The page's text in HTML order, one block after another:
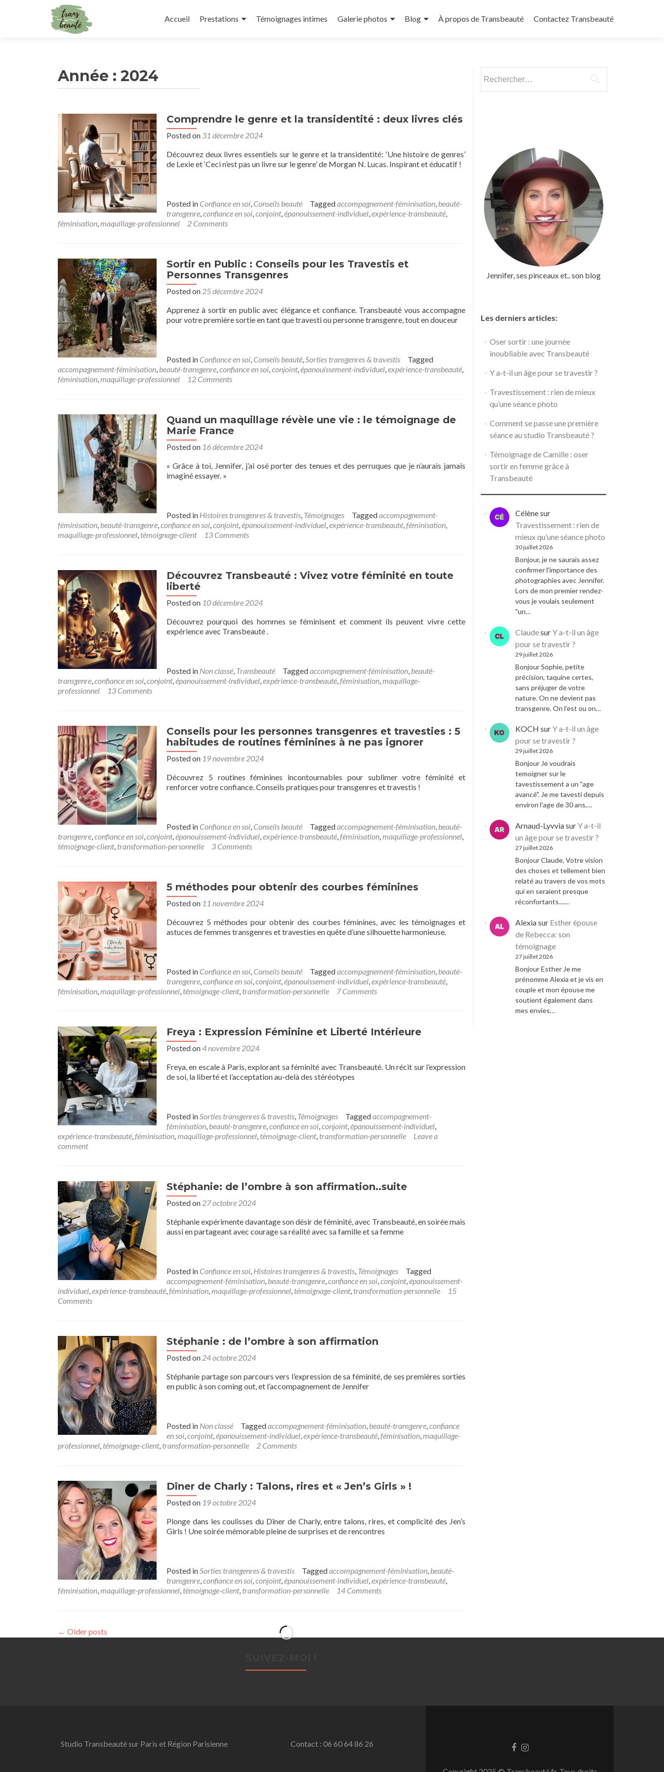
to
Accueil Prestations Témoignages intimes Galerie photos Blog À propos de Transbeauté Contactez Transbeauté
Année : 2024
Comprendre le genre et la transidentité : deux livres clés
Posted on 31 décembre 2024
Découvrez deux livres essentiels sur le genre et la transidentité: ‘Une histoire de genres’
de Lexie et ‘Ceci n’est pas un livre sur le genre’ de Morgan N. Lucas. Inspirant et éducatif !
Posted in Confiance en soi, Conseils beauté Taggedaccompagnement-féminisation, beauté-
transgenre,confiance en soi,conjoint,épanouissement-individuel,expérience-transbeauté,
féminisation,maquillage-professionnel 2 Comments
Sortir en Public : Conseils pour les Travestis et
Personnes Transgenres
Posted on 25 décembre 2024
Apprenez à sortir en public avec élégance et confiance. Transbeauté vous accompagne
pour votre première sortie en tant que travesti ou personne transgenre, tout en douceur
Posted in Confiance en soi, Conseils beauté,Sorties transgenres & travestis
Tagged
accompagnement-féminisation, beauté-transgenre,confiance en soi,conjoint,épanouissement-individuel,expérience-transbeauté,
féminisation,maquillage-professionnel 12 Comments
Quand un maquillage révèle une vie : le témoignage de
Marie France
Posted on 16 décembre 2024
« Grâce à toi, Jennifer, j’ai osé porter des tenues et des perruques que je n’aurais jamais
imaginé essayer. »
Posted in Histoires transgenres & travestis, Témoignages Taggedaccompagnement-
féminisation, beauté-transgenre,confiance en soi,conjoint,épanouissement-individuel,expérience-transbeauté,féminisation,
maquillage-professionnel, témoignage-client 13 Comments
Découvrez Transbeauté : Vivez votre féminité en toute
liberté
Posted on 10 décembre 2024
Découvrez pourquoi des hommes se féminisent et comment ils peuvent vivre cette
expérience avec Transbeauté .
Posted in Non classé, Transbeauté Taggedaccompagnement-féminisation, beauté-
transgenre,confiance en soi,conjoint,épanouissement-individuel,expérience-transbeauté,féminisation,maquillage-
professionnel
13 Comments
Conseils pour les personnes transgenres et travesties : 5
habitudes de routines féminines à ne pas ignorer
Posted on 19 novembre 2024
Découvrez 5 routines féminines incontournables pour sublimer votre féminité et
renforcer votre confiance. Conseils pratiques pour transgenres et travestis !
Posted in Confiance en soi, Conseils beauté Taggedaccompagnement-féminisation, beauté-
transgenre,confiance en soi,conjoint,épanouissement-individuel,expérience-transbeauté,féminisation,maquillage-professionnel,
témoignage-client, transformation-personnelle 3 Comments
5 méthodes pour obtenir des courbes féminines
Posted on 11 novembre 2024
Découvrez 5 méthodes pour obtenir des courbes féminines, avec les témoignages et
astuces de femmes transgenres et travesties en quête d’une silhouette harmonieuse.
Posted in Confiance en soi, Conseils beauté Taggedaccompagnement-féminisation, beauté-
transgenre,confiance en soi,conjoint,épanouissement-individuel,expérience-transbeauté,
féminisation,maquillage-professionnel, témoignage-client, transformation-personnelle 7 Comments
Freya : Expression Féminine et Liberté Intérieure
Posted on4 novembre 2024
Freya, en escale à Paris, explorant sa féminité avec Transbeauté. Un récit sur l’expression
de soi, la liberté et l’acceptation au-delà des stéréotypes
Posted inSorties transgenres & travestis, Témoignages Taggedaccompagnement-
féminisation, beauté-transgenre,confiance en soi,conjoint,épanouissement-individuel,
expérience-transbeauté,féminisation,maquillage-professionnel, témoignage-client, transformation-personnelle
Leave a
comment
Stéphanie: de l’ombre à son affirmation..suite
Posted on 27 octobre 2024
Stéphanie expérimente davantage son désir de féminité, avec Transbeauté, en soirée mais
aussi en partageant avec courage sa réalité avec sa famille et sa femme
Posted in Confiance en soi, Histoires transgenres & travestis, Témoignages
Tagged
accompagnement-féminisation, beauté-transgenre,confiance en soi,conjoint,épanouissement-
individuel,expérience-transbeauté,féminisation,maquillage-professionnel, témoignage-client, transformation-personnelle
15
Comments
Stéphanie : de l’ombre à son affirmation
Posted on 24 octobre 2024
Stéphanie partage son parcours vers l’expression de sa féminité, de ses premières sorties
en public à son coming out, et l’accompagnement de Jennifer
Posted in Non classé Taggedaccompagnement-féminisation, beauté-transgenre,confiance
en soi,conjoint,épanouissement-individuel,expérience-transbeauté,féminisation,maquillage-
professionnel, témoignage-client, transformation-personnelle 2 Comments
Dîner de Charly : Talons, rires et « Jen’s Girls » !
Posted on 19 octobre 2024
Plonge dans les coulisses du Dîner de Charly, entre talons, rires, et complicité des Jen’s
Girls ! Une soirée mémorable pleine de surprises et de rencontres
Posted inSorties transgenres & travestis Taggedaccompagnement-féminisation, beauté-
transgenre,confiance en soi,conjoint,épanouissement-individuel,expérience-transbeauté,
féminisation,maquillage-professionnel, témoignage-client, transformation-personnelle 14 Comments
Navigation
des
articles
← Older posts
Jennifer, ses pinceaux et.. son blog
Les derniers articles:
Oser sortir : une journée
inoubliable avec Transbeauté
Y a-t-il un âge pour se travestir ?
Travestissement : rien de mieux
qu’une séance photo
Comment se passe une première
séance au studio Transbeauté ?
Témoignage de Camille : oser
sortir en femme grâce à
Transbeauté
Célènesur
Travestissement : rien de
mieux qu’une séance photo
30 juillet 2026
Bonjour, je ne saurais assez
confirmer l'importance des
photographies avec Jennifer.
Lors de mon premier rendez-
vous je voulais seulement
"un…
ClaudesurY a-t-il un âge
pour se travestir ?
29 juillet 2026
Bonjour Sophie, petite
précision, taquine certes,
sans préjuger de votre
nature. On ne devient pas
transgenre. On l'est ou on…
KOCH surY a-t-il un âge
pour se travestir ?
29 juillet 2026
Bonjour Je voudrais
temoigner sur le
tavestissement a un "age
avancé". Je me tavesti depuis
environ l'age de 30 ans,…
Arnaud-LyvviasurY a-t-il
un âge pour se travestir ?
27 juillet 2026
Bonjour Claude, Votre vision
des choses et tellement bien
relaté au travers de vos mots
qui en seraient presque
réconfortants....…
Alexiasur Esther épouse
de Rebecca: son
témoignage
27 juillet 2026
Bonjour Esther Je me
prénomme Alexia et je vis en
couple et mon épouse me
soutient également dans
mes envies…
Studio Transbeauté sur Paris et Région Parisienne Contact : 06 60 64 86 26
Facebook
Instagram